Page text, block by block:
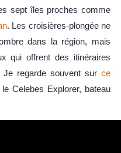
sept îles proches comme
. Les croisières-plongée ne
dans la région, mais
qui offrent des itinéraires
Je regarde souvent sur ce
Celebes Explorer, bateau